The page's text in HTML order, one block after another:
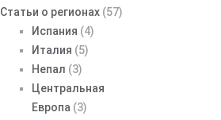
Статьи о регионах(57)
Испания (4)
Италия (5)
Непал (3)
Центральная
Европа (3)